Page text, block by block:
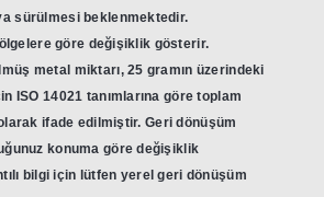
sürülmesi beklenmektedir.
göre değişiklik gösterir.
metal miktarı, 25 gramın üzerindeki
ISO 14021 tanımlarına göre toplam
olarak ifade edilmiştir. Geri dönüşüm
konuma göre değişiklik
bilgi için lütfen yerel geri dönüşüm